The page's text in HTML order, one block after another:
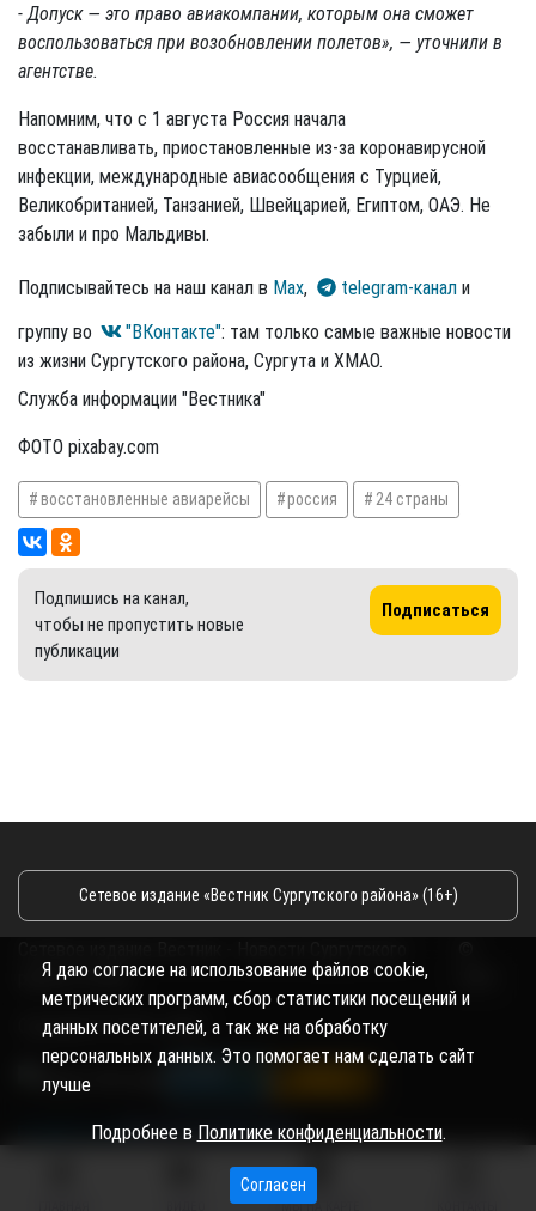
- Допуск — это право авиакомпании, которым она сможет
воспользоваться при возобновлении полетов», — уточнили в
агентстве.
Напомним, что с 1 августа Россия начала
восстанавливать, приостановленные из-за коронавирусной
инфекции, международные авиасообщения с Турцией,
Великобританией, Танзанией, Швейцарией, Египтом, ОАЭ. Не
забыли и про Мальдивы.
Подписывайтесь на наш канал в Max, telegram-канал и
группу во
"ВКонтакте": там только самые важные новости
из жизни Сургутского района, Сургута и ХМАО.
Служба информации "Вестника"
ФОТО pixabay.com
восстановленные авиарейсы россия 24 страны
Подпишись на канал,
чтобы не пропустить новые
публикации
Подписаться
Сетевое издание «Вестник Сургутского района» (16+)
района и Югры
Copyright © 2018- 2026
МЫ НА КАРТЕ
Я даю согласие на использование файлов cookie,
метрических программ, сбор статистики посещений и
данных посетителей, а так же на обработку
персональных данных. Это помогает нам сделать сайт
лучше
Подробнее в Политике конфиденциальности.
Согласен